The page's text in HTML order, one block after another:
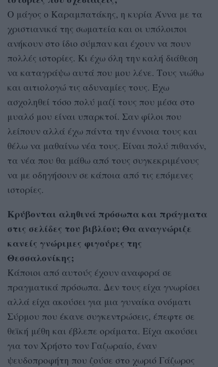
Ο μάγος ο Καραμπατάκης, η κυρία Άννα με τα
χριστιανικά της σωματεία και οι υπόλοιποι
ανήκουν στο ίδιο σύμπαν και έχουν να πουν
πολλές ιστορίες. Κι έχω όλη την καλή διάθεση
να καταγράψω αυτά που μου λένε. Τους νιώθω
και αιτιολογώ τις αδυναμίες τους. Έχω
ασχοληθεί τόσο πολύ μαζί τους που μέσα στο
μυαλό μου είναι υπαρκτοί. Σαν φίλοι που
λείπουν αλλά έχω πάντα την έννοια τους και
θέλω να μαθαίνω νέα τους. Είναι πολύ πιθανόν,
τα νέα που θα μάθω από τους συγκεκριμένους
να με οδηγήσουν σε κάποια από τις επόμενες
ιστορίες.
Κρύβονται αληθινά πρόσωπα και πράγματα
στις σελίδες του βιβλίου; Θα αναγνώριζε
κανείς γνώριμες φιγούρες της
Θεσσαλονίκης;
Κάποιοι από αυτούς έχουν αναφορά σε
πραγματικά πρόσωπα. Δεν τους είχα γνωρίσει
αλλά είχα ακούσει για μια γυναίκα ονόματι
Σύρμου που έκανε συγκεντρώσεις, έπεφτε σε
θεϊκή μέθη και έβλεπε οράματα. Είχα ακούσει
για τον Χρήστο τον Γαζωραίο, έναν
ψευδοπροφήτη που ζούσε στο χωριό Γάζωρος